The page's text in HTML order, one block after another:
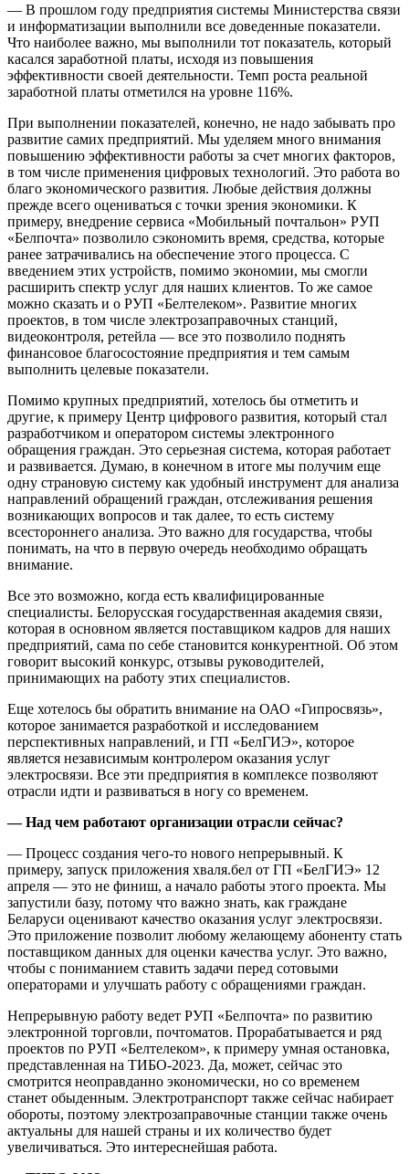
— В прошлом году предприятия системы Министерства связи
и информатизации выполнили все доведенные показатели.
Что наиболее важно, мы выполнили тот показатель, который
касался заработной платы, исходя из повышения
эффективности своей деятельности. Темп роста реальной
заработной платы отметился на уровне 116%.
При выполнении показателей, конечно, не надо забывать про
развитие самих предприятий. Мы уделяем много внимания
повышению эффективности работы за счет многих факторов,
в том числе применения цифровых технологий. Это работа во
благо экономического развития. Любые действия должны
прежде всего оцениваться с точки зрения экономики. К
примеру, внедрение сервиса «Мобильный почтальон» РУП
«Белпочта» позволило сэкономить время, средства, которые
ранее затрачивались на обеспечение этого процесса. С
введением этих устройств, помимо экономии, мы смогли
расширить спектр услуг для наших клиентов. То же самое
можно сказать и о РУП «Белтелеком». Развитие многих
проектов, в том числе электрозаправочных станций,
видеоконтроля, ретейла — все это позволило поднять
финансовое благосостояние предприятия и тем самым
выполнить целевые показатели.
Помимо крупных предприятий, хотелось бы отметить и
другие, к примеру Центр цифрового развития, который стал
разработчиком и оператором системы электронного
обращения граждан. Это серьезная система, которая работает
и развивается. Думаю, в конечном в итоге мы получим еще
одну страновую систему как удобный инструмент для анализа
направлений обращений граждан, отслеживания решения
возникающих вопросов и так далее, то есть систему
всестороннего анализа. Это важно для государства, чтобы
понимать, на что в первую очередь необходимо обращать
внимание.
Все это возможно, когда есть квалифицированные
специалисты. Белорусская государственная академия связи,
которая в основном является поставщиком кадров для наших
предприятий, сама по себе становится конкурентной. Об этом
говорит высокий конкурс, отзывы руководителей,
принимающих на работу этих специалистов.
Еще хотелось бы обратить внимание на ОАО «Гипросвязь»,
которое занимается разработкой и исследованием
перспективных направлений, и ГП «БелГИЭ», которое
является независимым контролером оказания услуг
электросвязи. Все эти предприятия в комплексе позволяют
отрасли идти и развиваться в ногу со временем.
— Над чем работают организации отрасли сейчас?
— Процесс создания чего-то нового непрерывный. К
примеру, запуск приложения хваля.бел от ГП «БелГИЭ» 12
апреля — это не финиш, а начало работы этого проекта. Мы
запустили базу, потому что важно знать, как граждане
Беларуси оценивают качество оказания услуг электросвязи.
Это приложение позволит любому желающему абоненту стать
поставщиком данных для оценки качества услуг. Это важно,
чтобы с пониманием ставить задачи перед сотовыми
операторами и улучшать работу с обращениями граждан.
Непрерывную работу ведет РУП «Белпочта» по развитию
электронной торговли, почтоматов. Прорабатывается и ряд
проектов по РУП «Белтелеком», к примеру умная остановка,
представленная на ТИБО-2023. Да, может, сейчас это
смотрится неоправданно экономически, но со временем
станет обыденным. Электротранспорт также сейчас набирает
обороты, поэтому электрозаправочные станции также очень
актуальны для нашей страны и их количество будет
увеличиваться. Это интереснейшая работа.